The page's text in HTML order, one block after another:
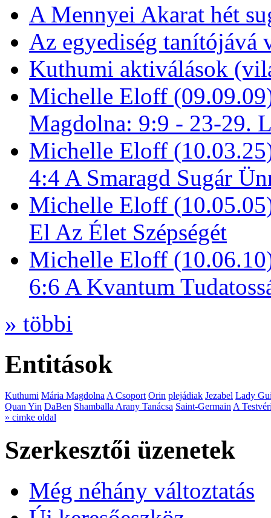
A Mennyei Akarat hét
Az egyediség tanítójává
Kuthumi aktiválások
Michelle Eloff
Magdolna: 9:9 - 23-29.
Michelle Eloff
4:4 A Smaragd Sugár
Michelle Eloff
El Az Élet Szépségét
Michelle Eloff
6:6 A Kvantum
» többi
Entitások
Kuthumi Mária MagdolnaA Csoport Orin plejádiak Jezabel Lady
Quan Yin DaBen Shamballa Arany Tanácsa Saint-GermainA
» cimke oldal
Szerkesztői üzenetek
Még néhány változtatás